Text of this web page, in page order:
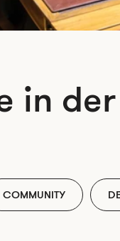
in
COMMUNITY